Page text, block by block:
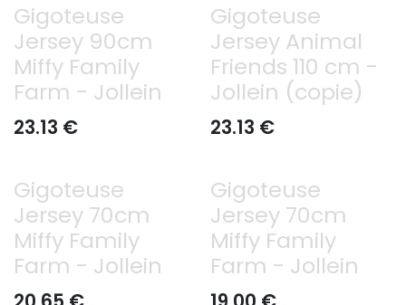
Gigoteuse
Jersey 90cm
Miffy Family
Farm - Jollein
23.13 €
Gigoteuse
Jersey Animal
Friends 110 cm -
Jollein (copie)
23.13 €
Gigoteuse
Jersey 70cm
Miffy Family
Farm - Jollein
Gigoteuse
Jersey 70cm
Miffy Family
Farm - Jollein